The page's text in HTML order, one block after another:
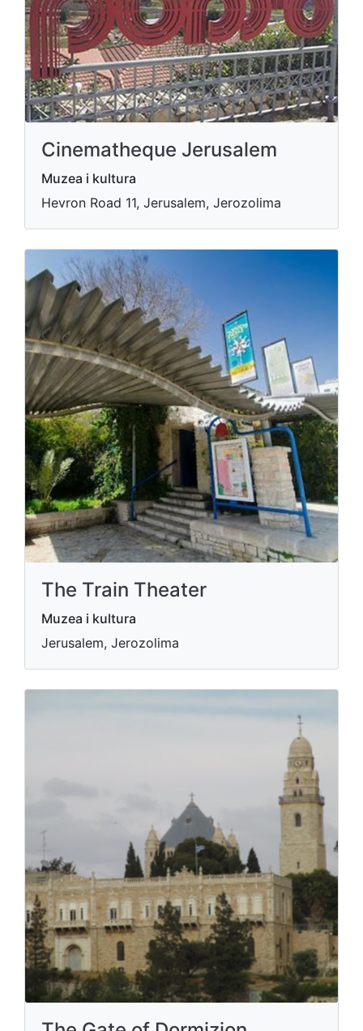
Cinematheque Jerusalem
Muzea i kultura
Hevron Road 11, Jerusalem, Jerozolima
The Train Theater
Muzea i kultura
Jerusalem, Jerozolima